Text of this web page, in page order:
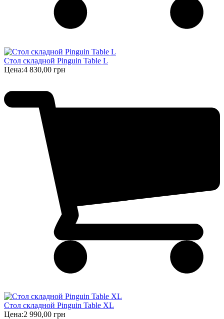
Стол складной Pinguin Table L
Цена:4 830,00 грн
Стол складной Pinguin Table XL
Цена:2 990,00 грн